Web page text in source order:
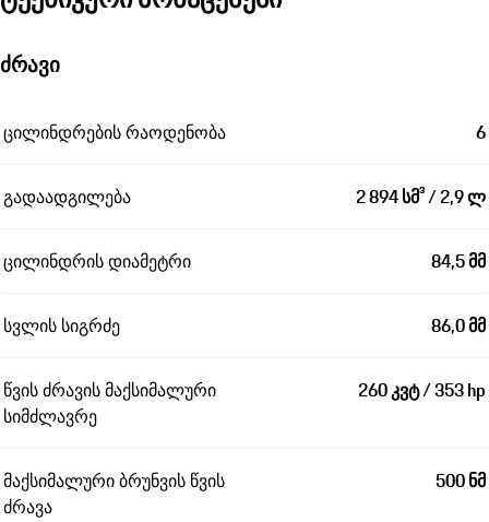
ძრავი
ცილინდრების რაოდენობა 6
გადაადგილება 2 894 სმ³ / 2,9 ლ
ცილინდრის დიამეტრი 84,5 მმ
სვლის სიგრძე 86,0 მმ
წვის ძრავის მაქსიმალური
სიმძლავრე
260 კვტ / 353 hp
მაქსიმალური ბრუნვის წვის
ძრავა
500 ნმ